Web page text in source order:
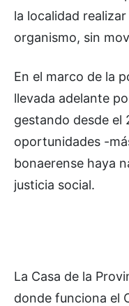
la localidad
organismo, sin
En el marco de la
llevada adelante
gestando desde el
oportunidades -
bonaerense haya
justicia social.
La Casa de la
donde funciona el